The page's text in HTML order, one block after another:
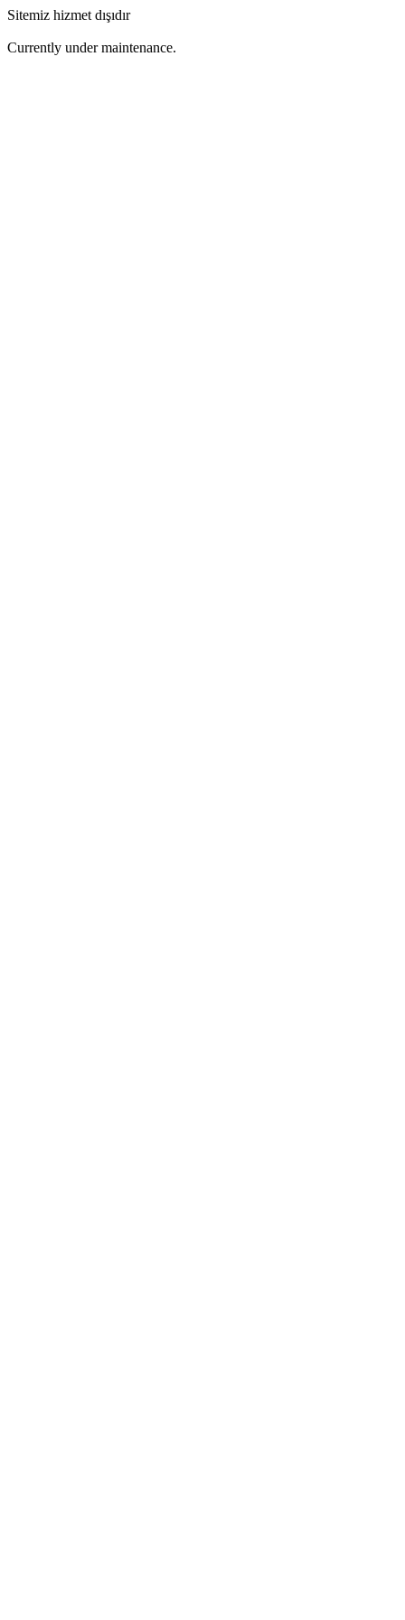
Sitemiz hizmet dışıdır
Currently under maintenance.